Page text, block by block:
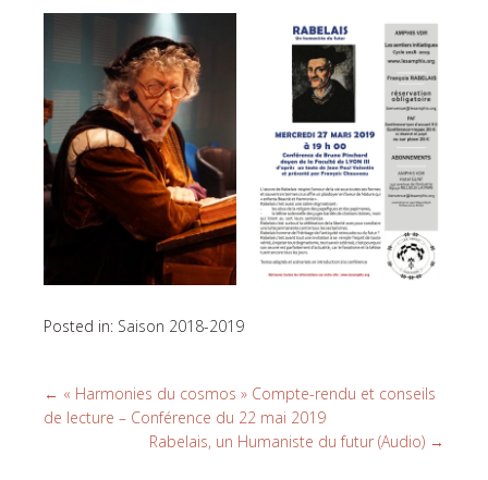
Posted in: Saison 2018-2019
← « Harmonies du cosmos » Compte-rendu et conseils
de lecture – Conférence du 22 mai 2019
Rabelais, un Humaniste du futur (Audio) →